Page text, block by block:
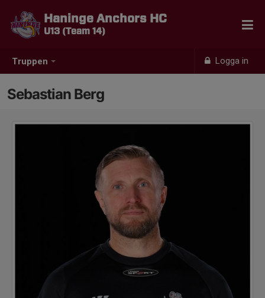
Truppen Logga in
Haninge Anchors HC
U13 (Team 14)
Sebastian Berg